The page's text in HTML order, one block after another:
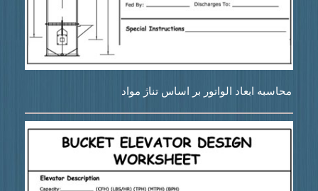
محاسبه ابعاد الواتور بر اساس تناژ مواد